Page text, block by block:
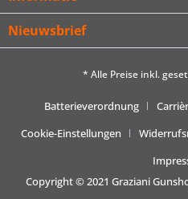
Nieuwsbrief
* Alle Preise inkl.
Batterieverordnung
Cookie-Einstellungen
Copyright © 2021 Graziani